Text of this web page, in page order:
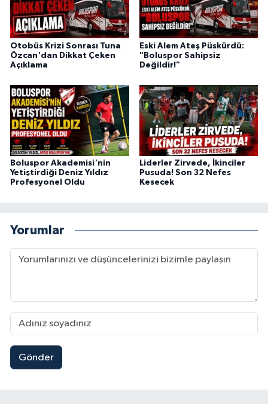
Otobüs Krizi Sonrası Tuna
Özcan'dan Dikkat Çeken
Açıklama
Eski Alem Ateş Püskürdü:
"Boluspor Sahipsiz
Değildir!"
Boluspor Akademisi'nin
Yetiştirdiği Deniz Yıldız
Profesyonel Oldu
Liderler Zirvede, İkinciler
Pusuda! Son 32 Nefes
Kesecek
Yorumlar
Gönder